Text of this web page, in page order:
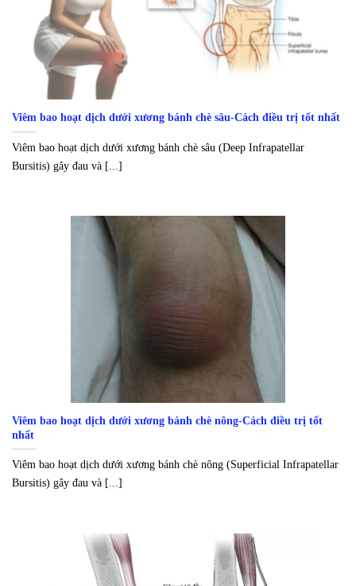
Viêm bao hoạt dịch dưới xương bánh chè sâu-Cách điều trị tốt nhất
Viêm bao hoạt dịch dưới xương bánh chè sâu (Deep Infrapatellar
Bursitis) gây đau và [...]
Viêm bao hoạt dịch dưới xương bánh chè nông-Cách điều trị tốt
nhất
Viêm bao hoạt dịch dưới xương bánh chè nông (Superficial Infrapatellar
Bursitis) gây đau và [...]